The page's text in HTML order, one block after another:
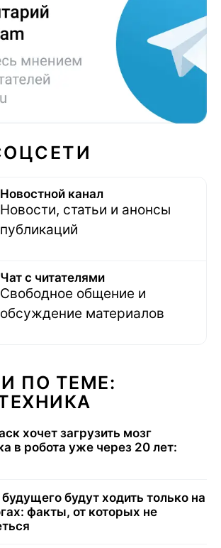
Новостной канал
Новости, статьи и анонсы
публикаций
Чат с читателями
Свободное общение и
обсуждение материалов
ПО ТЕМЕ:
хочет загрузить мозг
в робота уже через 20 лет:
будут ходить только на
факты, от которых не